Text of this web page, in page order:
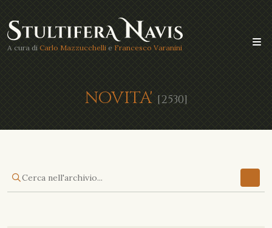
A cura di Carlo Mazzucchelli e Francesco Varanini
NOVITA' [2530]